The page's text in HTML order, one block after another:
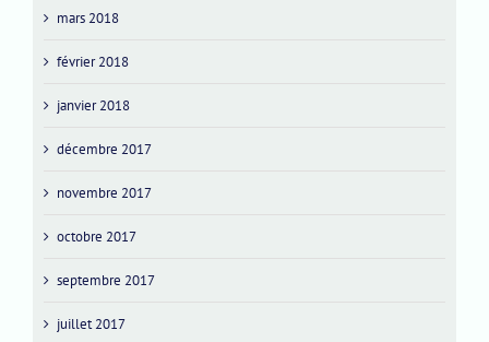
mars 2018
février 2018
janvier 2018
décembre 2017
novembre 2017
octobre 2017
septembre 2017
juillet 2017